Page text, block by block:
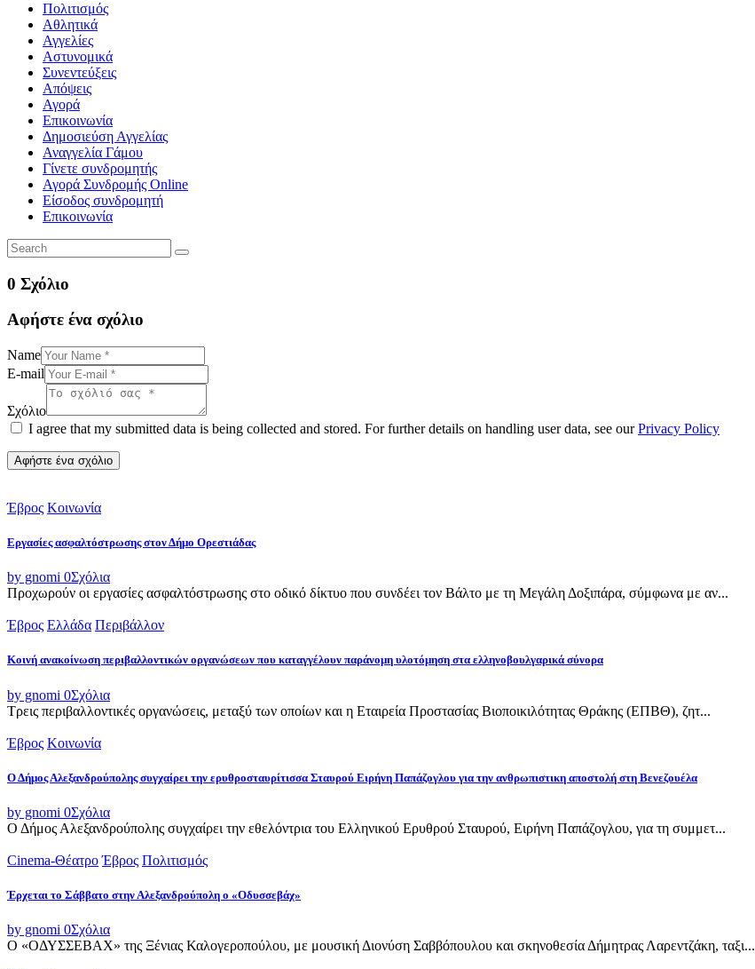
Πολιτισμός
Αθλητικά
Αγγελίες
Αστυνομικά
Συνεντεύξεις
Απόψεις
Αγορά
Επικοινωνία
Δημοσιεύση Αγγελίας
Αναγγελία Γάμου
Γίνετε συνδρομητής
Αγορά Συνδρομής Online
Είσοδος συνδρομητή
Επικοινωνία
0 Σχόλιο
Αφήστε ένα σχόλιο
Name
E-mail
Σχόλιο
I agree that my submitted data is being collected and stored. For further details on handling user data, see ourPrivacy Policy
Έβρος Κοινωνία
Εργασίες ασφαλτόστρωσης στον Δήμο Ορεστιάδας
by gnomi 0Σχόλια
Προχωρούν οι εργασίες ασφαλτόστρωσης στο οδικό δίκτυο που συνδέει τον Βάλτο με τη Μεγάλη Δοξιπάρα, σύμφωνα με αν...
Έβρος Ελλάδα Περιβάλλον
Κοινή ανακοίνωση περιβαλλοντικών οργανώσεων που καταγγέλουν παράνομη υλοτόμηση στα ελληνοβουλγαρικά σύνορα
by gnomi 0Σχόλια
Τρεις περιβαλλοντικές οργανώσεις, μεταξύ των οποίων και η Εταιρεία Προστασίας Βιοποικιλότητας Θράκης (ΕΠΒΘ), ζητ...
Έβρος Κοινωνία
Ο Δήμος Αλεξανδρούπολης συγχαίρει την ερυθροσταυρίτισσα Σταυρού Ειρήνη Παπάζογλου για την ανθρωπιστικη αποστολή στη Βενεζουέλα
by gnomi 0Σχόλια
Ο Δήμος Αλεξανδρούπολης συγχαίρει την εθελόντρια του Ελληνικού Ερυθρού Σταυρού, Ειρήνη Παπάζογλου, για τη συμμετ...
Cinema-Θέατρο Έβρος Πολιτισμός
Έρχεται το Σάββατο στην Αλεξανδρούπολη ο «Οδυσσεβάχ»
by gnomi 0Σχόλια
Ο «ΟΔΥΣΣΕΒΑΧ» της Ξένιας Καλογεροπούλου, με μουσική Διονύση Σαββόπουλου και σκηνοθεσία Δήμητρας Λαρεντζάκη, ταξι...